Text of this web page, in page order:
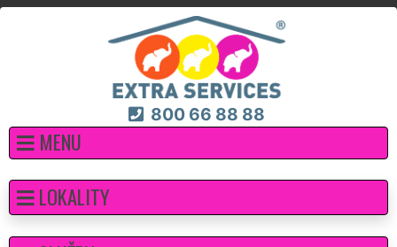
800 66 88 88
MENU
LOKALITY